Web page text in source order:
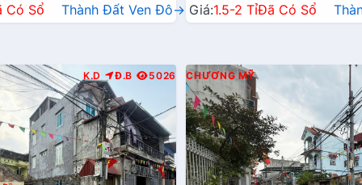
Có Sổ Thành Đất Ven Đô→ Giá:1.5-2 TỉĐã Có Sổ
K.D Đ.B 5026 CHƯƠNG MỸ